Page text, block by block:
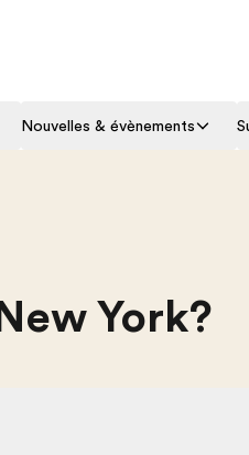
Nouvelles & évènements
York?